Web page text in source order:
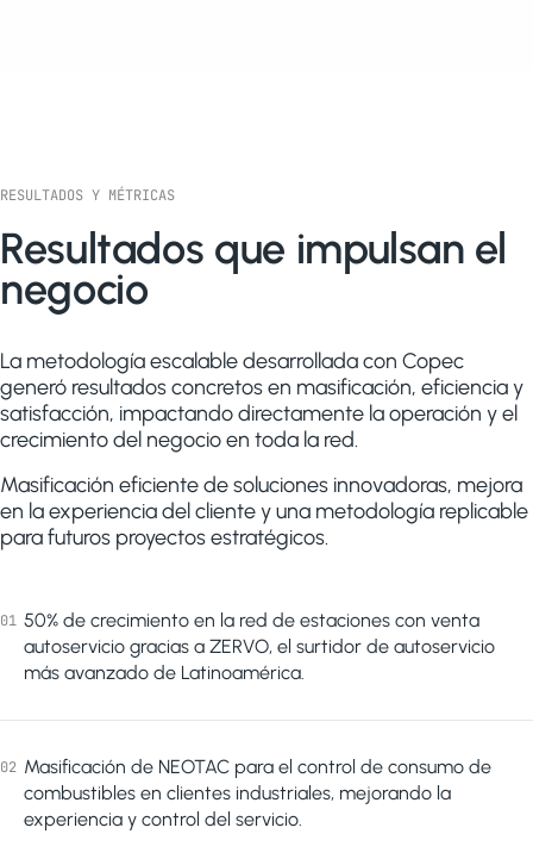
RESULTADOS Y MÉTRICAS
Resultados que impulsan el
negocio
La metodología escalable desarrollada con Copec
generó resultados concretos en masificación, eficiencia y
satisfacción, impactando directamente la operación y el
crecimiento del negocio en toda la red.
Masificación eficiente de soluciones innovadoras, mejora
en la experiencia del cliente y una metodología replicable
para futuros proyectos estratégicos.
01 50% de crecimiento en la red de estaciones con venta
autoservicio gracias a ZERVO, el surtidor de autoservicio
más avanzado de Latinoamérica.
02 Masificación de NEOTAC para el control de consumo de
combustibles en clientes industriales, mejorando la
experiencia y control del servicio.